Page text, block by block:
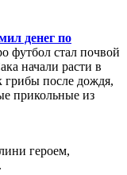
денег по
футбол стал почвой
начали расти в
грибы после дождя,
прикольные из
героем,